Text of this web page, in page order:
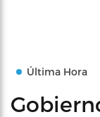
Última Hora